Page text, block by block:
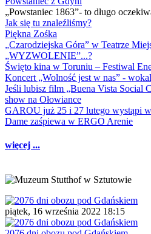
„Powstaniec 1863”- to długo
Jak się tu znaleźliśmy?
Piękna Zośka
„Czarodziejska Góra” w Teatrze
„WYZWOLENIE”...?
Święto kina w Toruniu – Festiwal
Koncert „Wolność jest w nas” -
Jeśli lubisz film „Buena Vista Social
show na Ołowiance
GAROU już 25 i 27 lutego wystąpi
Dame zaśpiewa w ERGO Arenie
więcej ...
piątek, 16 września 2022 18:15